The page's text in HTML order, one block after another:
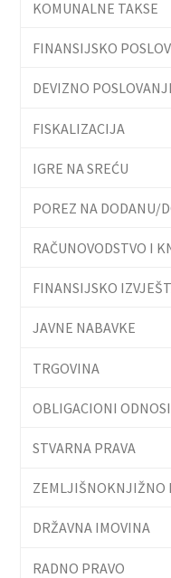
KOMUNALNE TAKSE
FINANSIJSKO
DEVIZNO
FISKALIZACIJA
IGRE NA SREĆU
POREZ NA DODANU/
RAČUNOVODSTVO I
FINANSIJSKO
JAVNE NABAVKE
TRGOVINA
OBLIGACIONI ODNOSI
STVARNA PRAVA
ZEMLJIŠNOKNJIŽNO
DRŽAVNA IMOVINA
RADNO PRAVO